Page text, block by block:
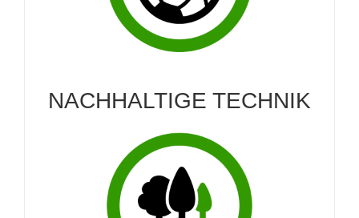
NACHHALTIGE TECHNIK